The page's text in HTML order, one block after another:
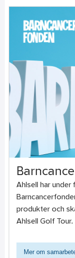
Ahlsell har under
produkter och
Ahlsell Golf Tour.
Mer om